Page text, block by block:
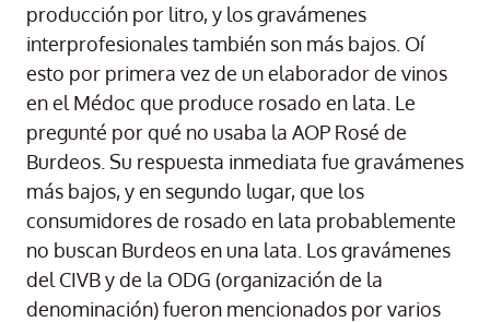
producción por litro, y los gravámenes
interprofesionales también son más bajos. Oí
esto por primera vez de un elaborador de vinos
en el Médoc que produce rosado en lata. Le
pregunté por qué no usaba la AOP Rosé de
Burdeos. Su respuesta inmediata fue gravámenes
más bajos, y en segundo lugar, que los
consumidores de rosado en lata probablemente
no buscan Burdeos en una lata. Los gravámenes
del CIVB y de la ODG (organización de la
denominación) fueron mencionados por varios